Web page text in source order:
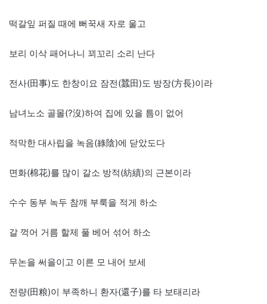
떡갈잎 퍼질 때에 뻐꾹새 자로 울고
보리 이삭 패어나니 꾀꼬리 소리 난다
전사(田事)도 한창이요 잠전(蠶田)도 방장(方長)이라
남녀노소 골몰(?沒)하여 집에 있을 틈이 없어
적막한 대사립을 녹음(綠陰)에 닫았도다
면화(棉花)를 많이 갈소 방적(紡績)의 근본이라
수수 동부 녹두 참깨 부룩을 적게 하소
갈 꺽어 거름 할제 풀 베어 섞어 하소
무논을 써을이고 이른 모 내어 보세
전량(田粮)이 부족하니 환자(還子)를 타 보태리라